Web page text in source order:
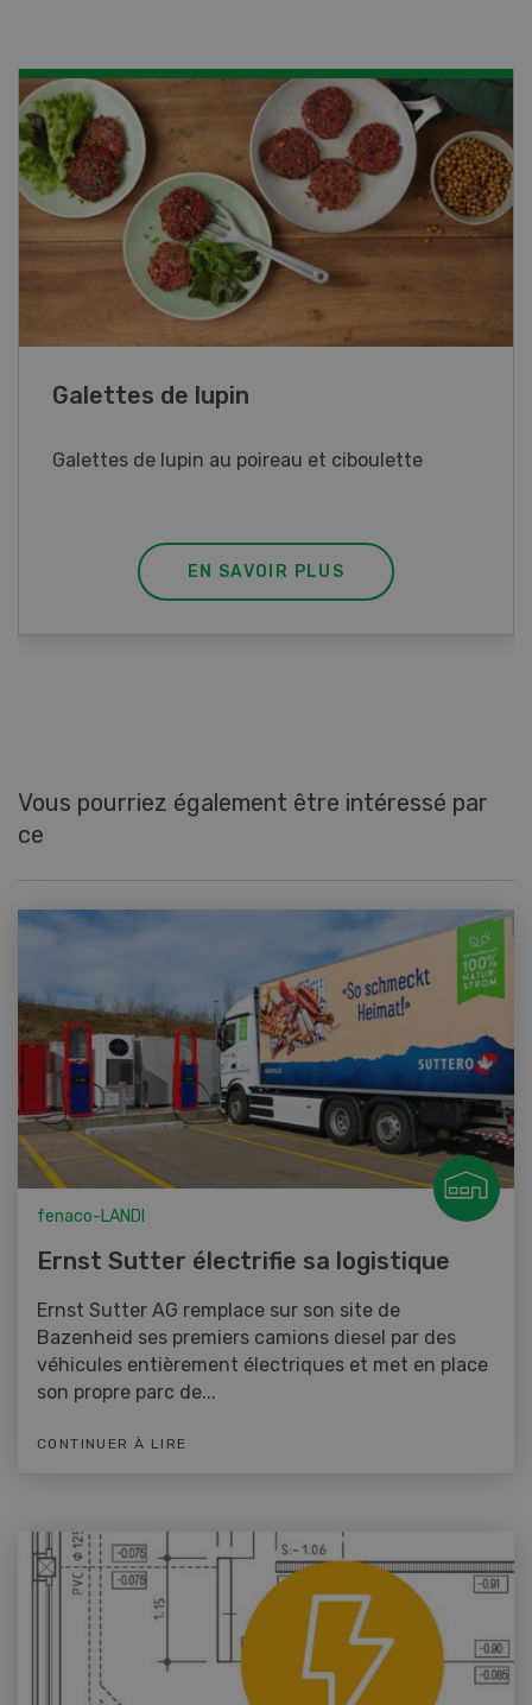
Rouleaux de printemps
Rouleaux de printemps aux poulet
EN SAVOIR PLUS
Vous pourriez également être intéressé par
ce
fenaco-LANDI
Ernst Sutter électrifie sa logistique
Ernst Sutter AG remplace sur son site de
Bazenheid ses premiers camions diesel par des
véhicules entièrement électriques et met en place
son propre parc de...
CONTINUER À LIRE